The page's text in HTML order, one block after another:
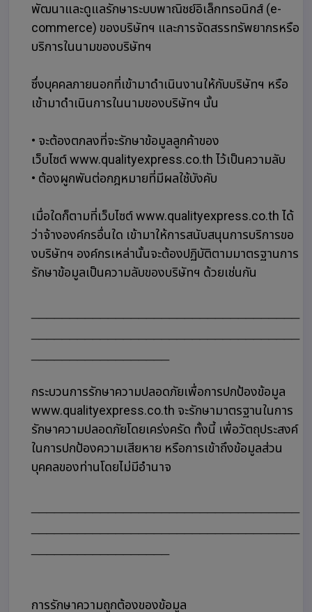
พัฒนาและดูแลรักษาระบบพาณิชย์อิเล็กทรอนิกส์ (e-
commerce) ของบริษัทฯ และการจัดสรรทรัพยากรหรือ
บริการในนามของบริษัทฯ
ซึ่งบุคคลภายนอกที่เข้ามาดำเนินงานให้กับบริษัทฯ หรือ
เข้ามาดำเนินการในนามของบริษัทฯ นั้น
• จะต้องตกลงที่จะรักษาข้อมูลลูกค้าของ
เว็บไซต์ www.qualityexpress.co.th ไว้เป็นความลับ
• ต้องผูกพันต่อกฎหมายที่มีผลใช้บังคับ
เมื่อใดก็ตามที่เว็บไซต์ www.qualityexpress.co.th ได้
ว่าจ้างองค์กรอื่นใด เข้ามาให้การสนับสนุนการบริการขอ
งบริษัทฯ องค์กรเหล่านั้นจะต้องปฏิบัติตามมาตรฐานการ
รักษาข้อมูลเป็นความลับของบริษัทฯ ด้วยเช่นกัน
กระบวนการรักษาความปลอดภัยเพื่อการปกป้องข้อมูล
www.qualityexpress.co.th จะรักษามาตรฐานในการ
รักษาความปลอดภัยโดยเคร่งครัด ทั้งนี้ เพื่อวัตถุประสงค์
ในการปกป้องความเสียหาย หรือการเข้าถึงข้อมูลส่วน
บุคคลของท่านโดยไม่มีอำนาจ
การรักษาความถูกต้องของข้อมูล